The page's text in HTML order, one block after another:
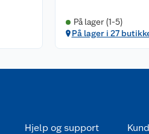
På lager (1-5)
På lager i 27
Hjelp og support